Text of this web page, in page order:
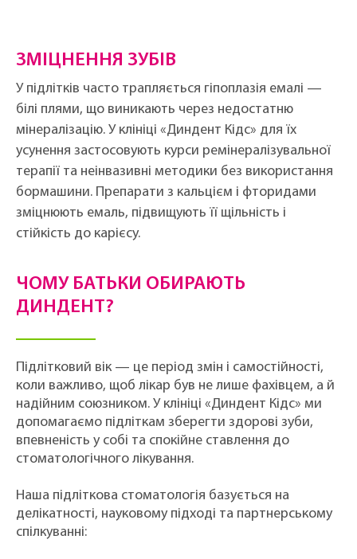
ЗМІЦНЕННЯ ЗУБІВ
У підлітків часто трапляється гіпоплазія емалі —
білі плями, що виникають через недостатню
мінералізацію. У клініці «Диндент Кідс» для їх
усунення застосовують курси ремінералізувальної
терапії та неінвазивні методики без використання
бормашини. Препарати з кальцієм і фторидами
зміцнюють емаль, підвищують її щільність і
стійкість до карієсу.
ЧОМУ БАТЬКИ ОБИРАЮТЬ
ДИНДЕНТ?
Підлітковий вік — це період змін і самостійності,
коли важливо, щоб лікар був не лише фахівцем, а й
надійним союзником. У клініці «Диндент Кідс» ми
допомагаємо підліткам зберегти здорові зуби,
впевненість у собі та спокійне ставлення до
стоматологічного лікування.
Наша підліткова стоматологія базується на
делікатності, науковому підході та партнерському
спілкуванні: